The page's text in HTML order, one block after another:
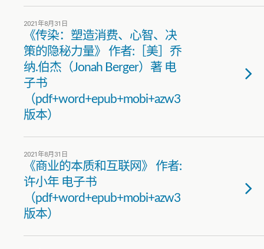
2021年8月31日
《传染：塑造消费、心智、决
策的隐秘力量》 作者:［美］乔
纳.伯杰（Jonah Berger）著 电
子书
（pdf+word+epub+mobi+azw3
版本）
2021年8月31日
《商业的本质和互联网》 作者:
许小年 电子书
（pdf+word+epub+mobi+azw3
版本）